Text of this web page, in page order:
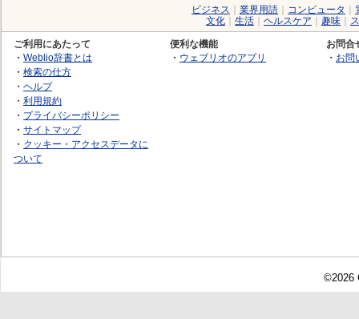
ビジネス 業界用語 コンピュータ
文化
生活 ヘルスケア 趣味
ご利用にあたって
・ Weblio辞書とは
・ 検索の仕方
・ ヘルプ
・ 利用規約
・ プライバシーポリシー
・ サイトマップ
・ クッキー・アクセスデータに
ついて
便利な機能
・ ウェブリオのアプリ
お問合
・ お問
©2026